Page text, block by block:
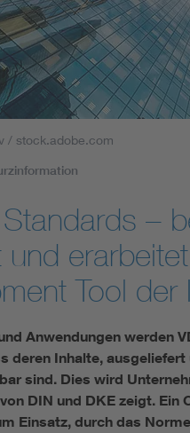
/ stock.adobe.com
–
Tool der
Anwendungen werden
deren Inhalte,
sind. Dies wird
DIN und DKE zeigt.
Einsatz, durch das